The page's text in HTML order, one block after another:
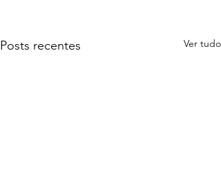
Posts recentes Ver tudo